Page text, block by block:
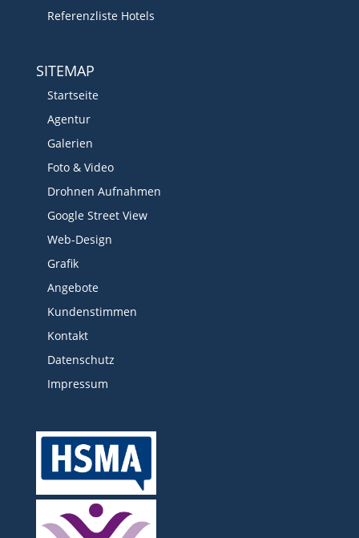
Referenzliste Hotels
SITEMAP
Startseite
Agentur
Galerien
Foto & Video
Drohnen Aufnahmen
Google Street View
Web-Design
Grafik
Angebote
Kundenstimmen
Kontakt
Datenschutz
Impressum